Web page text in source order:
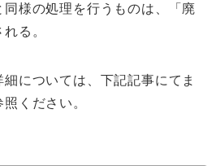
同様の処理を行う ものは、「廃
れる。
細については、下記記事にてま
ください。